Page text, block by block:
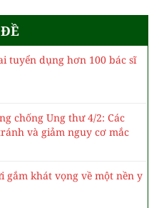
tuyển dụng hơn 100 bác sĩ
chống Ung thư 4/2: Các
và giảm nguy cơ mắc
gắm khát vọng về một nền y